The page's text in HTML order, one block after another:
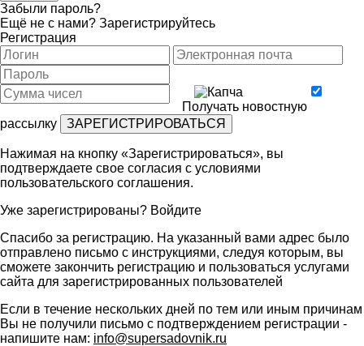
Забыли пароль?
Ещё не с нами? Зарегистрируйтесь
Регистрация
Получать новостную
рассылку
Нажимая на кнопку «Зарегистрироваться», вы
подтверждаете свое согласия с условиями
пользовательского соглашения.
Уже зарегистрированы? Войдите
Спасибо за регистрацию. На указанный вами адрес было
отправлено письмо с инструкциями, следуя которым, вы
сможете закончить регистрацию и пользоваться услугами
сайта для зарегистрированных пользователей
Если в течение нескольких дней по тем или иным причинам
Вы не получили письмо с подтверждением регистрации -
напишите нам: info@supersadovnik.ru